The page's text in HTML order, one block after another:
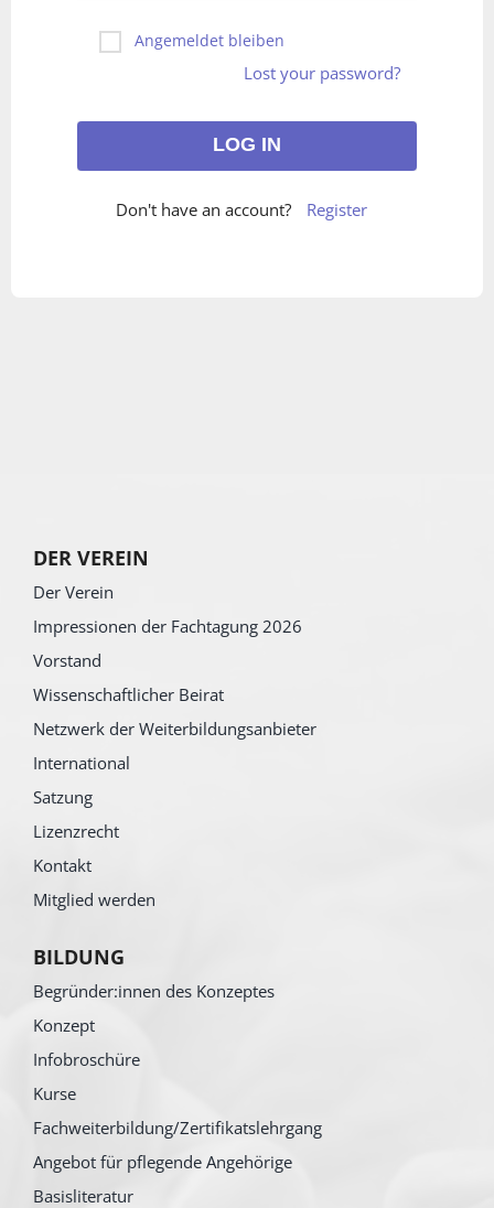
Angemeldet bleiben
Lost your password?
Don't have an account? Register
DER VEREIN
Der Verein
Impressionen der Fachtagung 2026
Vorstand
Wissenschaftlicher Beirat
Netzwerk der Weiterbildungsanbieter
International
Satzung
Lizenzrecht
Kontakt
Mitglied werden
BILDUNG
Begründer:innen des Konzeptes
Konzept
Infobroschüre
Kurse
Fachweiterbildung/Zertifikatslehrgang
Angebot für pflegende Angehörige
Basisliteratur